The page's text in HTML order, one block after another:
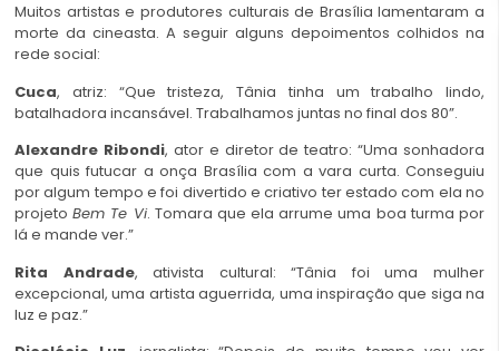
Muitos artistas e produtores culturais de Brasília lamentaram a
morte da cineasta. A seguir alguns depoimentos colhidos na
rede social:
Cuca, atriz: “Que tristeza, Tânia tinha um trabalho lindo,
batalhadora incansável. Trabalhamos juntas no final dos 80”.
Alexandre Ribondi, ator e diretor de teatro: “Uma sonhadora
que quis futucar a onça Brasília com a vara curta. Conseguiu
por algum tempo e foi divertido e criativo ter estado com ela no
projetoBem Te Vi. Tomara que ela arrume uma boa turma por
lá e mande ver.”
Rita Andrade, ativista cultural: “Tânia foi uma mulher
excepcional, uma artista aguerrida, uma inspiração que siga na
luz e paz.”